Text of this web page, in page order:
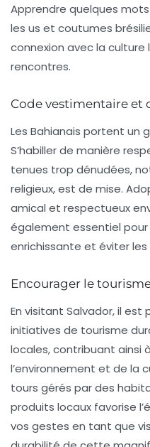
Apprendre quelques
les us et coutumes
connexion avec la
rencontres.
Code vestimentaire
Les Bahianais portent un
S’habiller de manière
tenues trop dénudées,
religieux, est de mise.
amical et respectueux
également essentiel pour
enrichissante et éviter
Encourager le
En visitant Salvador, il est
initiatives de tourisme
locales, contribuant ainsi
l’environnement et de la
tours gérés par des
produits locaux favorise
vos gestes en tant que